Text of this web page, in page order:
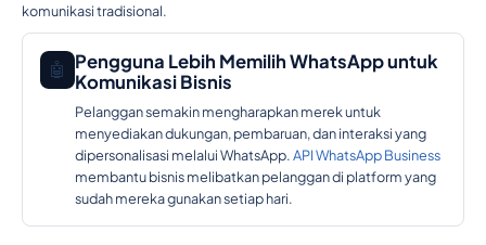
komunikasi tradisional.
🤖 Pengguna Lebih Memilih WhatsApp untuk
Komunikasi Bisnis
Pelanggan semakin mengharapkan merek untuk
menyediakan dukungan, pembaruan, dan interaksi yang
dipersonalisasi melalui WhatsApp.API WhatsApp Business
membantu bisnis melibatkan pelanggan di platform yang
sudah mereka gunakan setiap hari.